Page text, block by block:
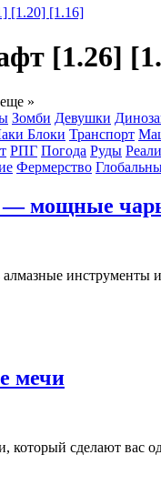
[1.20] [1.16]
[1.26]
еще »
Зомби Девушки
Блоки Транспорт
РПГ Погода Руды
Фермерство
— мощные
мечи
который сделают